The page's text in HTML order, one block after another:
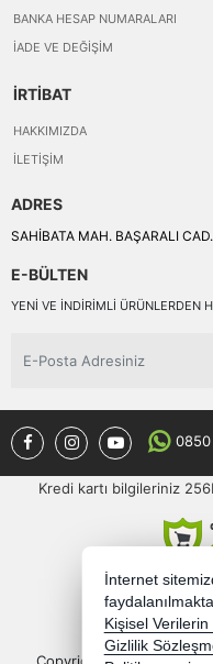
BANKA HESAP NUMARALARI
İADE VE DEĞIŞIM
İRTİBAT
HAKKIMIZDA
İLETIŞIM
ADRES
SAHİBATA MAH. BAŞARALI
E-BÜLTEN
YENI VE INDIRIMLI ÜRÜNLERDEN
Kredi kartı bilgileriniz
İnternet
Kişisel
Gizlilik